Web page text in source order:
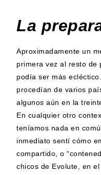
La
Aproximadamente un
primera vez al resto de
podía ser más
procedían de varios
algunos aún en la
En cualquier otro
teníamos nada en
inmediato sentí cómo
compartido, o
chicos de Evolute, en